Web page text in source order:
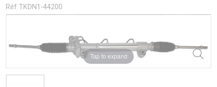
Réf TKDN1-44200
Tap to expand